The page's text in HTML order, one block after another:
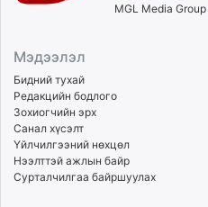
MGL Media Group
Мэдээлэл
Бидний тухай
Редакцийн бодлого
Зохиогчийн эрх
Санал хүсэлт
Үйлчилгээний нөхцөл
Нээлттэй ажлын байр
Сурталчилгаа байршуулах